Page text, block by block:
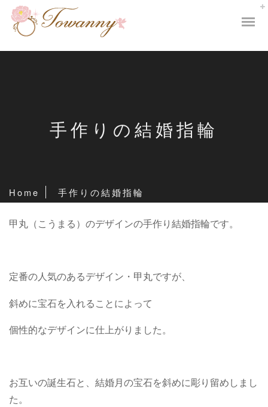
手作りの結婚指輪
Home 手作りの結婚指輪
甲丸（こうまる）のデザインの手作り結婚指輪です。
定番の人気のあるデザイン・甲丸ですが、
斜めに宝石を入れることによって
個性的なデザインに仕上がりました。
お互いの誕生石と、結婚月の宝石を斜めに彫り留めしまし
た。